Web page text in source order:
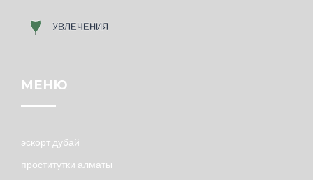
МЕНЮ
эскорт дубай
проститутки алматы